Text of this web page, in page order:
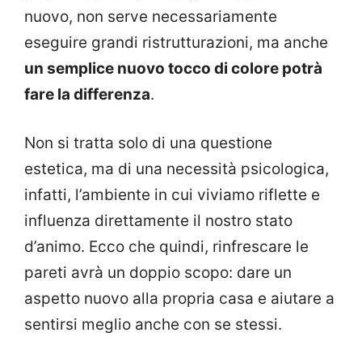
nuovo, non serve necessariamente
eseguire grandi ristrutturazioni, ma anche
un semplice nuovo tocco di colore potrà
fare la differenza.
Non si tratta solo di una questione
estetica, ma di una necessità psicologica,
infatti, l’ambiente in cui viviamo riflette e
influenza direttamente il nostro stato
d’animo. Ecco che quindi, rinfrescare le
pareti avrà un doppio scopo: dare un
aspetto nuovo alla propria casa e aiutare a
sentirsi meglio anche con se stessi.